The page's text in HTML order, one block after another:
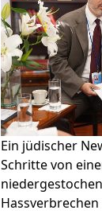
Ein jüdischer
Schritte von
Hassverbrechen